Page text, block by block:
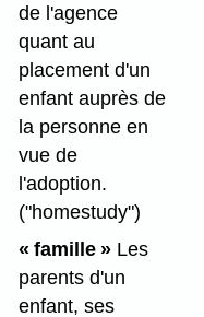
de l'agence
quant au
placement d'un
enfant auprès de
la personne en
vue de
l'adoption.
("homestudy")
« famille »Les
parents d'un
enfant, ses